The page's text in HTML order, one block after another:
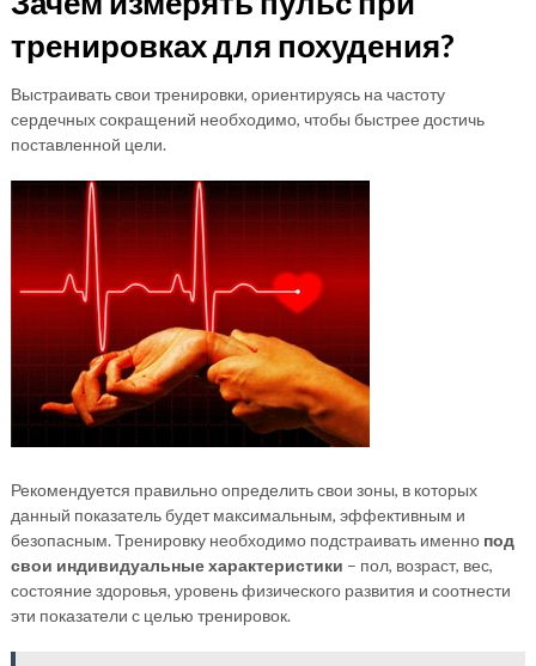
тренировках для похудения?
Выстраивать свои тренировки, ориентируясь на частоту
сердечных сокращений необходимо, чтобы быстрее достичь
поставленной цели.
Рекомендуется правильно определить свои зоны, в которых
данный показатель будет максимальным, эффективным и
безопасным. Тренировку необходимо подстраивать именно под
свои индивидуальные характеристики – пол, возраст, вес,
состояние здоровья, уровень физического развития и соотнести
эти показатели с целью тренировок.